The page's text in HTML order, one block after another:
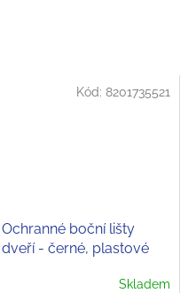
Ochranné boční lišty
dveří - černé, plastové
Skladem
Kód: 8201735521